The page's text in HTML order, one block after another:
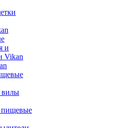
и
Vikan
вилы